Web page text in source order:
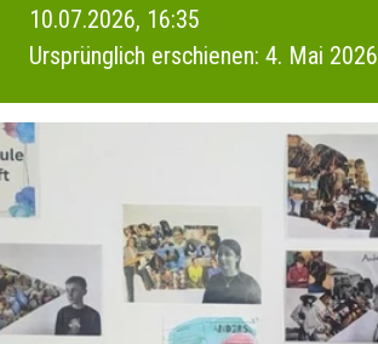
10.07.2026, 16:35
Ursprünglich erschienen: 4. Mai 2026